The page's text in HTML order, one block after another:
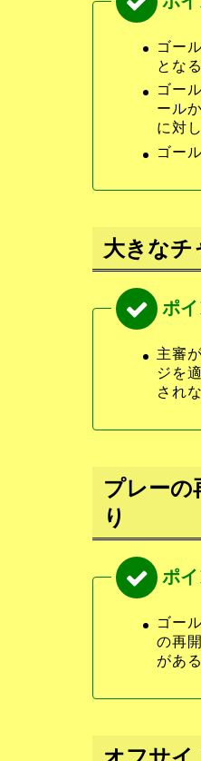
ゴー
となる
ゴー
ール
に対
ゴー
大きなチ
主審
ジを
され
プレーの
り
ゴー
の再
がある